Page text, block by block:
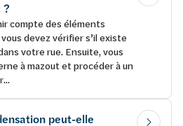
?
compte des éléments
devez vérifier s’il existe
votre rue. Ensuite, vous
à mazout et procéder à un
peut-elle